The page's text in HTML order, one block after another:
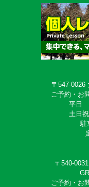
〒547-0026
ご予約・お
平日
土日
駐
〒540-
ご予約・お